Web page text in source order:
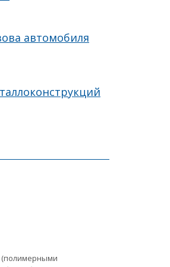
автомобиля
(полимерными